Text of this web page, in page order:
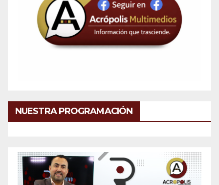
NUESTRA PROGRAMACIÓN